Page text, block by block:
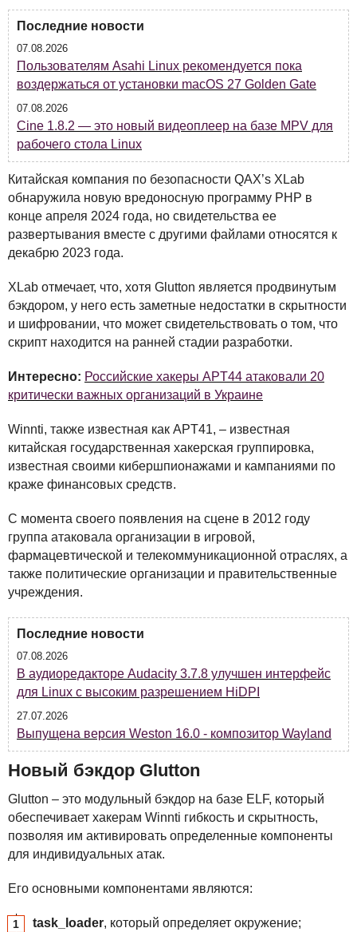
Последние новости
07.08.2026
Пользователям Asahi Linux рекомендуется пока
воздержаться от установки macOS 27 Golden Gate
07.08.2026
Cine 1.8.2 — это новый видеоплеер на базе MPV для
рабочего стола Linux
Китайская компания по безопасности QAX’s XLab
обнаружила новую вредоносную программу PHP в
конце апреля 2024 года, но свидетельства ее
развертывания вместе с другими файлами относятся к
декабрю 2023 года.
XLab отмечает, что, хотя Glutton является продвинутым
бэкдором, у него есть заметные недостатки в скрытности
и шифровании, что может свидетельствовать о том, что
скрипт находится на ранней стадии разработки.
Интересно: Российские хакеры APT44 атаковали 20
критически важных организаций в Украине
Winnti, также известная как APT41, – известная
китайская государственная хакерская группировка,
известная своими кибершпионажами и кампаниями по
краже финансовых средств.
С момента своего появления на сцене в 2012 году
группа атаковала организации в игровой,
фармацевтической и телекоммуникационной отраслях, а
также политические организации и правительственные
учреждения.
Последние новости
07.08.2026
В аудиоредакторе Audacity 3.7.8 улучшен интерфейс
для Linux с высоким разрешением HiDPI
27.07.2026
Выпущена версия Weston 16.0 - композитор Wayland
Новый бэкдор Glutton
Glutton – это модульный бэкдор на базе ELF, который
обеспечивает хакерам Winnti гибкость и скрытность,
позволяя им активировать определенные компоненты
для индивидуальных атак.
Его основными компонентами являются:
task_loader, который определяет окружение;